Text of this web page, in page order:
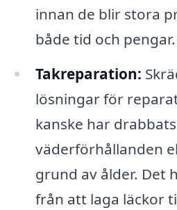
innan de blir stora
både tid och pengar.
Takreparation:
lösningar för
kanske har
väderförhållanden
grund av ålder. Det
från att laga läckor